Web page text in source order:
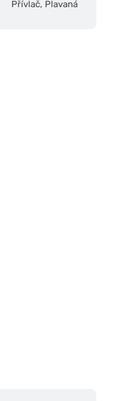
Přívlač, Plavaná